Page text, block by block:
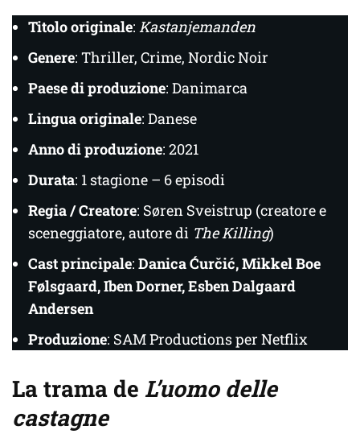
Titolo originale: Kastanjemanden
Genere: Thriller, Crime, Nordic Noir
Paese di produzione: Danimarca
Lingua originale: Danese
Anno di produzione: 2021
Durata: 1 stagione – 6 episodi
Regia / Creatore: Søren Sveistrup (creatore e
sceneggiatore, autore di The Killing)
Cast principale: Danica Ćurčić, Mikkel Boe
Følsgaard, Iben Dorner, Esben Dalgaard
Andersen
Produzione: SAM Productions per Netflix
La trama de L’uomo delle
castagne